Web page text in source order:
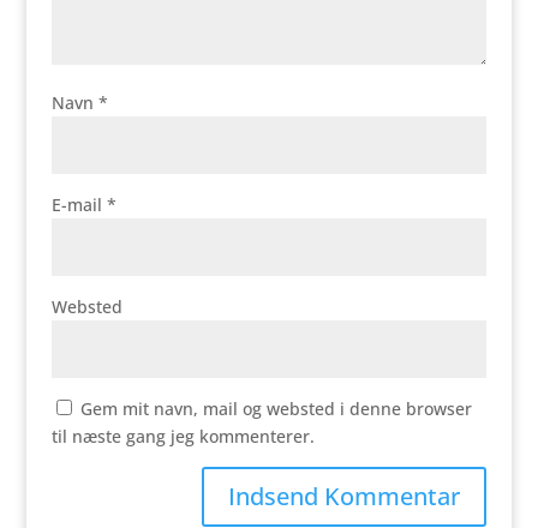
Navn *
E-mail *
Websted
Gem mit navn, mail og websted i denne browser
til næste gang jeg kommenterer.